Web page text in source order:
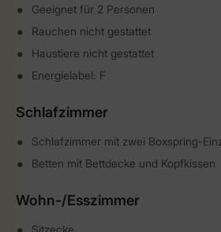
Geeignet für 2 Personen
Rauchen nicht gestattet
Haustiere nicht gestattet
Energielabel: F
Schlafzimmer
Schlafzimmer mit zwei Boxspring-
Betten mit Bettdecke und Kopfkissen
Wohn-/Esszimmer
Sitzecke